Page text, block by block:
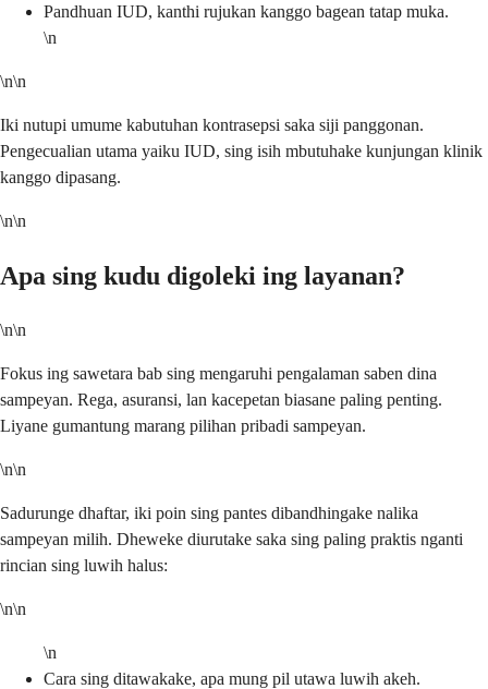
Pandhuan IUD, kanthi rujukan kanggo bagean tatap muka.
\n
\n\n
Iki nutupi umume kabutuhan kontrasepsi saka siji panggonan.
Pengecualian utama yaiku IUD, sing isih mbutuhake kunjungan klinik
kanggo dipasang.
\n\n
Apa sing kudu digoleki ing layanan?
\n\n
Fokus ing sawetara bab sing mengaruhi pengalaman saben dina
sampeyan. Rega, asuransi, lan kacepetan biasane paling penting.
Liyane gumantung marang pilihan pribadi sampeyan.
\n\n
Sadurunge dhaftar, iki poin sing pantes dibandhingake nalika
sampeyan milih. Dheweke diurutake saka sing paling praktis nganti
rincian sing luwih halus:
\n\n
\n
Cara sing ditawakake, apa mung pil utawa luwih akeh.